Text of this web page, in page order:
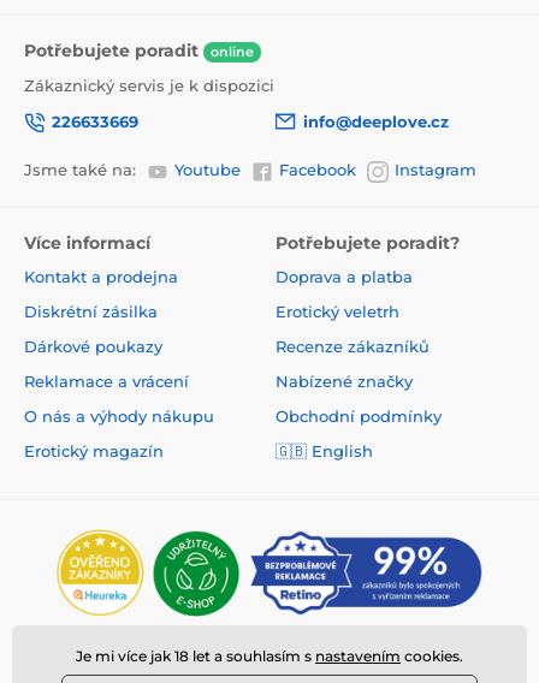
Potřebujete poradit online
Zákaznický servis je k dispozici
226633669
info@deeplove.cz
Jsme také na: Youtube Facebook Instagram
Více informací
Kontakt a prodejna
Diskrétní zásilka
Dárkové poukazy
Reklamace a vrácení
O nás a výhody nákupu
Erotický magazín
Potřebujete poradit?
Doprava a platba
Erotický veletrh
Recenze zákazníků
Nabízené značky
Obchodní podmínky
🇬🇧 English
Je mi více jak 18 let a souhlasím s nastavením cookies.